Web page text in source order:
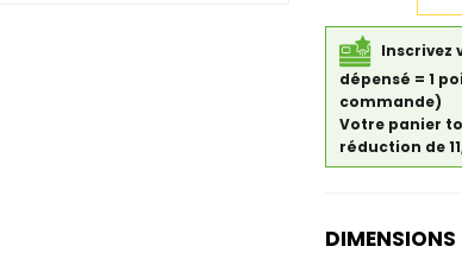
Inscrivez
dépensé = 1
commande)
Votre panier
réduction de
DIMENSIONS